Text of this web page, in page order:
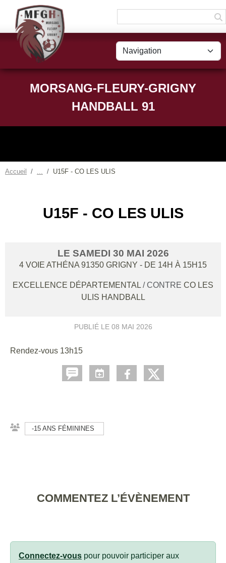
MORSANG-FLEURY-GRIGNY
HANDBALL 91
Accueil U15F - CO LES ULIS
U15F - CO LES ULIS
LE SAMEDI 30 MAI 2026
4 VOIE ATHÉNA 91350 GRIGNY - DE 14H À 15H15
EXCELLENCE DÉPARTEMENTAL / CONTRE CO LES
ULIS HANDBALL
PUBLIÉ LE 08 MAI 2026
Rendez-vous 13h15
-15 ANS FÉMININES
COMMENTEZ L’ÉVÈNEMENT
Connectez-vous pour pouvoir participer aux
Panneau de gestion des cookies